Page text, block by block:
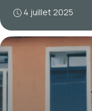
4 juillet 2025